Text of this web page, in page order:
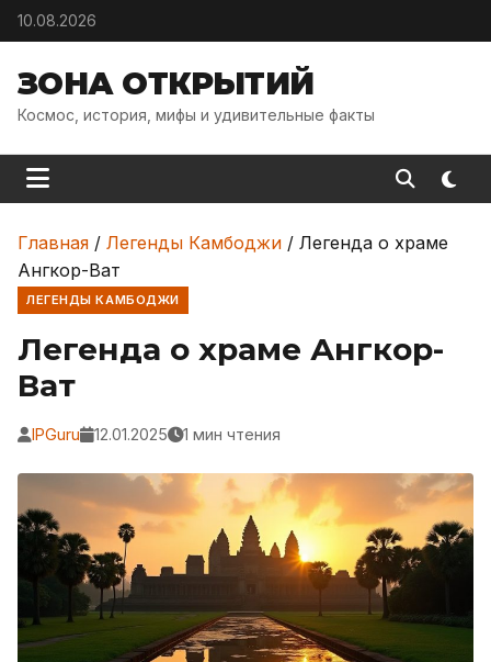
Skip to content
10.08.2026
ЗОНА ОТКРЫТИЙ
Космос, история, мифы и удивительные факты
Главная / Легенды Камбоджи / Легенда о храме
Ангкор-Ват
ЛЕГЕНДЫ КАМБОДЖИ
Легенда о храме Ангкор-
Ват
IPGuru 12.01.2025 1 мин чтения